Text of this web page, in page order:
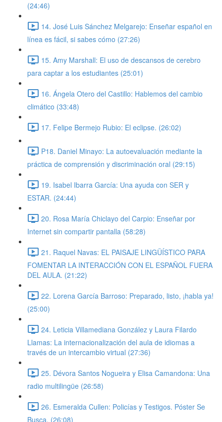
(24:46)
14. José Luis Sánchez Melgarejo: Enseñar español en
línea es fácil, si sabes cómo (27:26)
15. Amy Marshall: El uso de descansos de cerebro
para captar a los estudiantes (25:01)
16. Ángela Otero del Castillo: Hablemos del cambio
climático (33:48)
17. Felipe Bermejo Rubio: El eclipse. (26:02)
P18. Daniel Minayo: La autoevaluación mediante la
práctica de comprensión y discriminación oral (29:15)
19. Isabel Ibarra García: Una ayuda con SER y
ESTAR. (24:44)
20. Rosa María Chiclayo del Carpio: Enseñar por
Internet sin compartir pantalla (58:28)
21. Raquel Navas: EL PAISAJE LINGÜÍSTICO PARA
FOMENTAR LA INTERACCIÓN CON EL ESPAÑOL FUERA
DEL AULA. (21:22)
22. Lorena García Barroso: Preparado, listo, ¡habla ya!
(25:00)
24. Leticia Villamediana González y Laura Filardo
Llamas: La internacionalización del aula de idiomas a
través de un intercambio virtual (27:36)
25. Dévora Santos Nogueira y Elisa Camandona: Una
radio multilingüe (26:58)
26. Esmeralda Cullen: Policías y Testigos. Póster Se
Busca. (26:08)